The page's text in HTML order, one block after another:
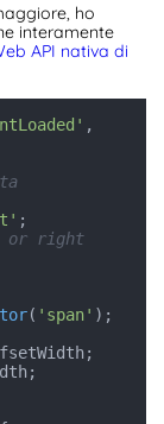
ho
interamente
API nativa di
or right
( 'span' );
;
;